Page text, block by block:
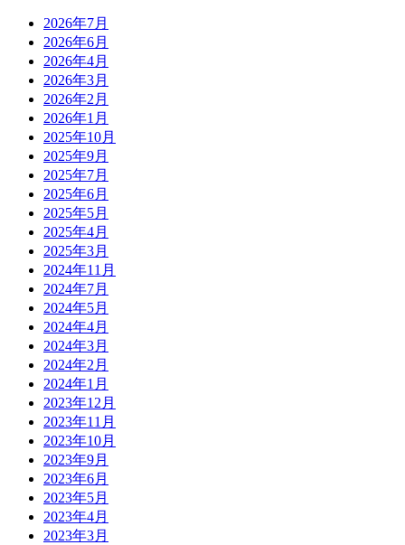
2026年7月
2026年6月
2026年4月
2026年3月
2026年2月
2026年1月
2025年10月
2025年9月
2025年7月
2025年6月
2025年5月
2025年4月
2025年3月
2024年11月
2024年7月
2024年5月
2024年4月
2024年3月
2024年2月
2024年1月
2023年12月
2023年11月
2023年10月
2023年9月
2023年6月
2023年5月
2023年4月
2023年3月